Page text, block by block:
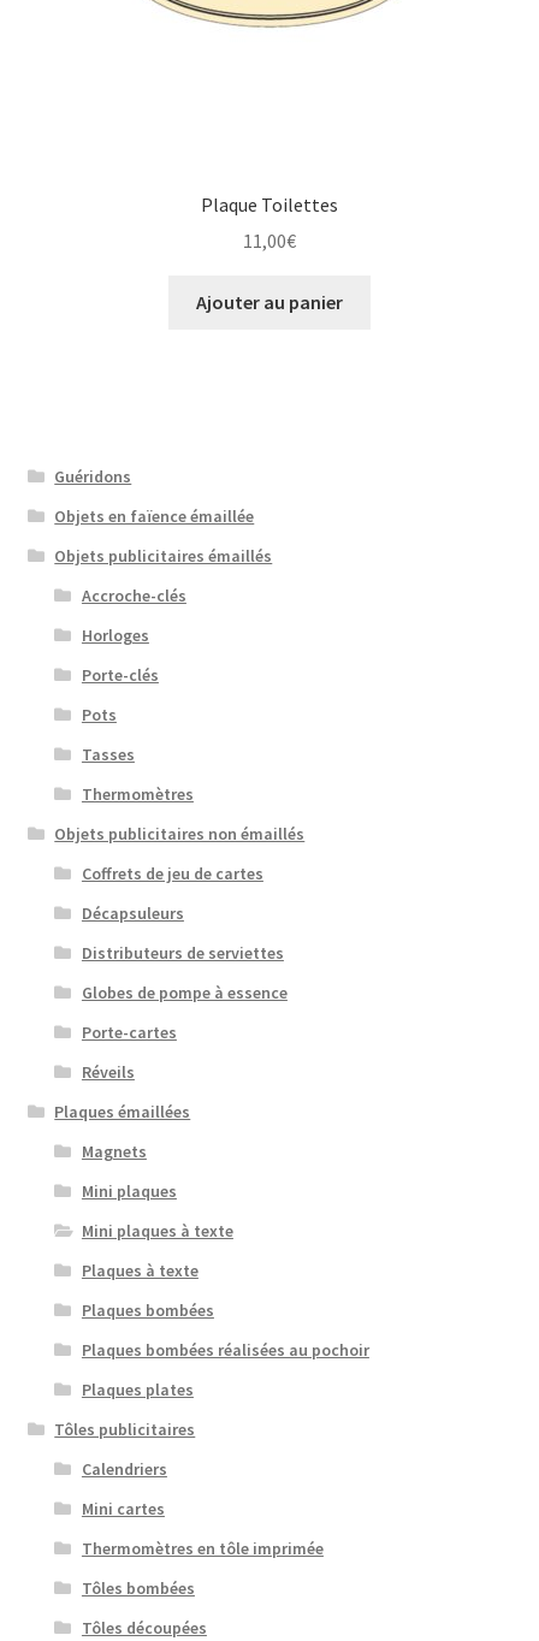
Plaque Toilettes
11,00€
Ajouter au panier
Guéridons
Objets en faïence émaillée
Objets publicitaires émaillés
Accroche-clés
Horloges
Porte-clés
Pots
Tasses
Thermomètres
Objets publicitaires non émaillés
Coffrets de jeu de cartes
Décapsuleurs
Distributeurs de serviettes
Globes de pompe à essence
Porte-cartes
Réveils
Plaques émaillées
Magnets
Mini plaques
Mini plaques à texte
Plaques à texte
Plaques bombées
Plaques bombées réalisées au pochoir
Plaques plates
Tôles publicitaires
Calendriers
Mini cartes
Thermomètres en tôle imprimée
Tôles bombées
Tôles découpées